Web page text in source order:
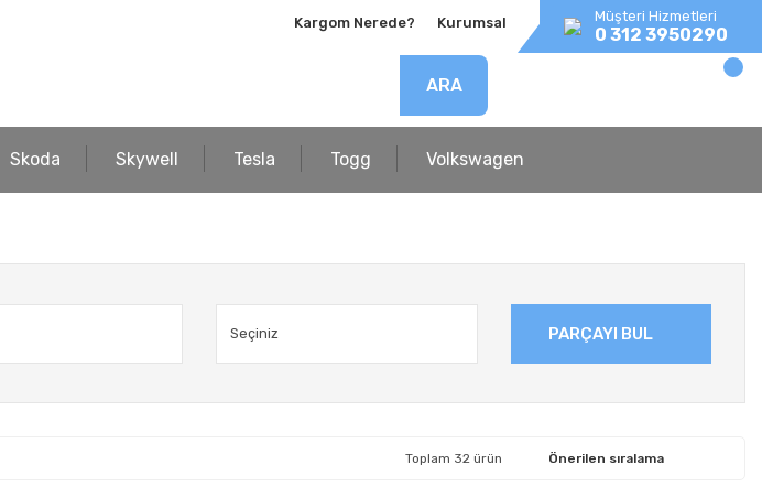
Kargom Nerede? Kurumsal Müşteri Hizmetleri
0 312 3950290
ARA
Skoda Skywell Tesla Togg Volkswagen
PARÇAYI BUL
Toplam 32 ürün